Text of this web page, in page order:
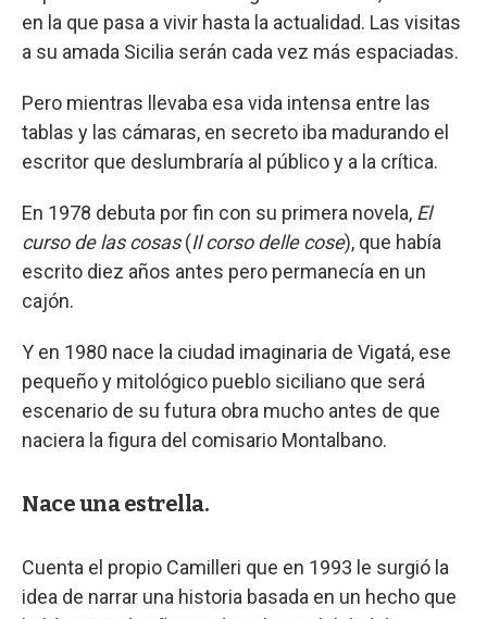
en la que pasa a vivir hasta la actualidad. Las visitas
a su amada Sicilia serán cada vez más espaciadas.
Pero mientras llevaba esa vida intensa entre las
tablas y las cámaras, en secreto iba madurando el
escritor que deslumbraría al público y a la crítica.
En 1978 debuta por fin con su primera novela, El
curso de las cosas(Il corso delle cose), que había
escrito diez años antes pero permanecía en un
cajón.
Y en 1980 nace la ciudad imaginaria de Vigatá, ese
pequeño y mitológico pueblo siciliano que será
escenario de su futura obra mucho antes de que
naciera la figura del comisario Montalbano.
Nace una estrella.
Cuenta el propio Camilleri que en 1993 le surgió la
idea de narrar una historia basada en un hecho que